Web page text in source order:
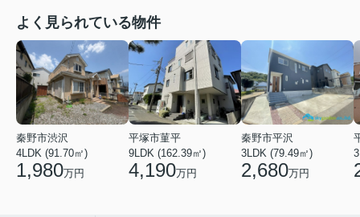
よく見られている物件
秦野市渋沢
4LDK (91.70㎡)
1,980万円
平塚市菫平
9LDK (162.39㎡)
4,190万円
秦野市平沢
3LDK (79.49㎡)
2,680万円